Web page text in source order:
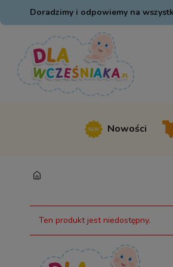
Doradzimy i odpowiemy na
Nowości
Ten produkt jest niedostępny.